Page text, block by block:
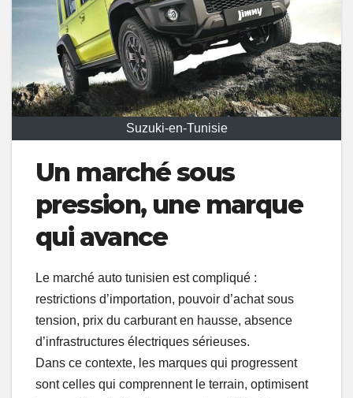
Suzuki-en-Tunisie
Un marché sous
pression, une marque
qui avance
Le marché auto tunisien est compliqué :
restrictions d’importation, pouvoir d’achat sous
tension, prix du carburant en hausse, absence
d’infrastructures électriques sérieuses.
Dans ce contexte, les marques qui progressent
sont celles qui comprennent le terrain, optimisent